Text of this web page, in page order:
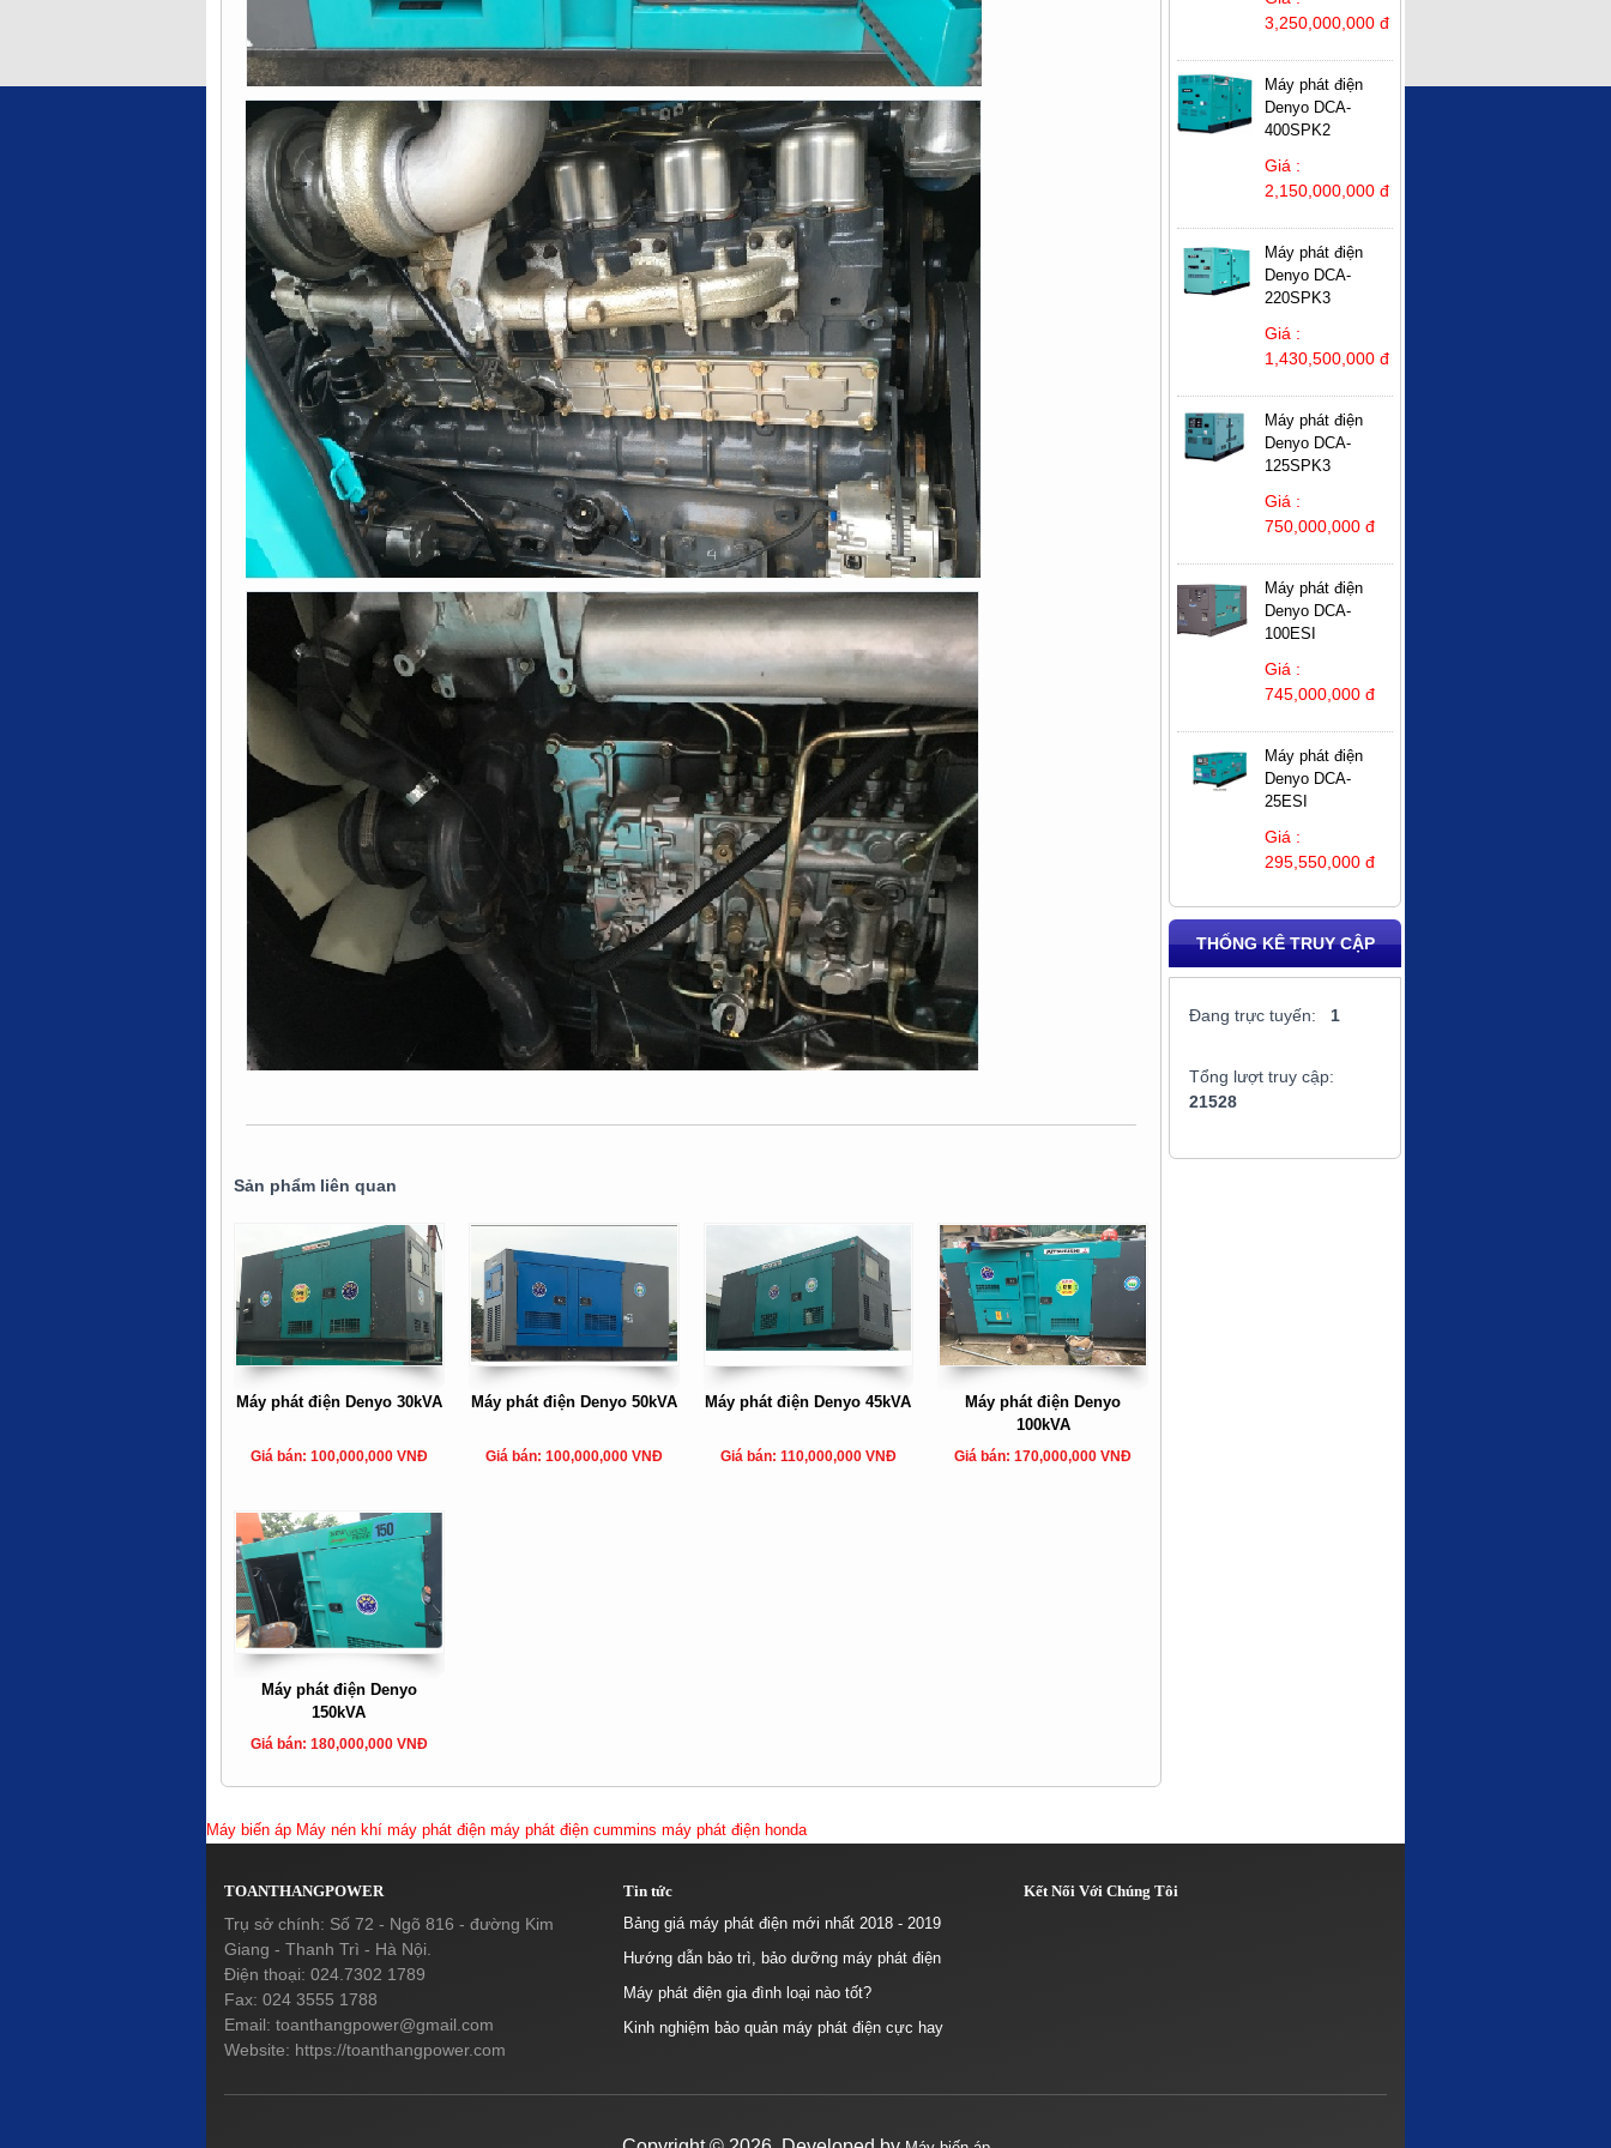
Sản phẩm liên quan
Máy phát điện Denyo 30kVA
Giá bán: 100,000,000 VNĐ
Máy phát điện Denyo 50kVA
Giá bán: 100,000,000 VNĐ
Máy phát điện Denyo 45kVA
Giá bán: 110,000,000 VNĐ
Máy phát điện Denyo
100kVA
Giá bán: 170,000,000 VNĐ
Máy phát điện Denyo
150kVA
Giá bán: 180,000,000 VNĐ
3,250,000,000 đ
Máy phát điện
Denyo DCA-
400SPK2
Giá :
2,150,000,000 đ
Máy phát điện
Denyo DCA-
220SPK3
Giá :
1,430,500,000 đ
Máy phát điện
Denyo DCA-
125SPK3
Giá :
750,000,000 đ
Máy phát điện
Denyo DCA-
100ESI
Giá :
745,000,000 đ
Máy phát điện
Denyo DCA-
25ESI
Giá :
295,550,000 đ
THỐNG KÊ TRUY CẬP
Đang trực tuyến: 1
Tổng lượt truy cập:
21528
Máy biến áp Máy nén khí máy phát điện máy phát điện cummins máy phát điện honda
TOANTHANGPOWER
Trụ sở chính: Số 72 - Ngõ 816 - đường Kim
Giang - Thanh Trì - Hà Nội.
Điện thoại: 024.7302 1789
Fax: 024 3555 1788
Email: toanthangpower@gmail.com
Website: https://toanthangpower.com
Tin tức
Bảng giá máy phát điện mới nhất 2018 - 2019
Hướng dẫn bảo trì, bảo dưỡng máy phát điện
Máy phát điện gia đình loại nào tốt?
Kinh nghiệm bảo quản máy phát điện cực hay
Kết Nối Với Chúng Tôi